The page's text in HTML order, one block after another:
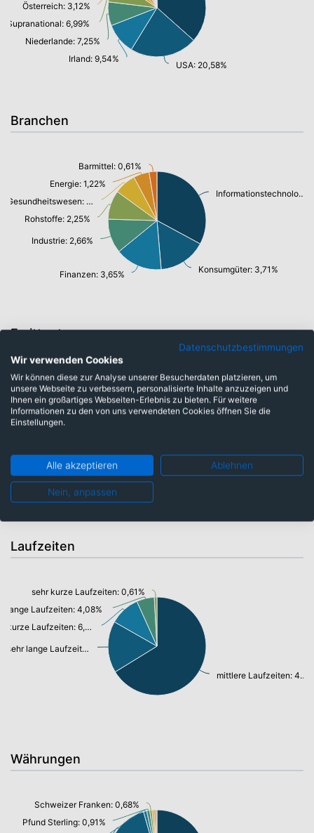
USA: 20,58%
Irland: 9,54%
Niederlande: 7,25%
Supranational: 6,99%
Österreich: 3,12%
Branchen
Informationstechnologie/ Telekommunikation: 7,74%
Konsumgüter: 3,71%
Finanzen: 3,65%
Industrie: 2,66%
Rohstoffe: 2,25%
Gesundheitswesen: 1,70%
Energie: 1,22%
Barmittel: 0,61%
Emittenten
Staatsanleihen u. öffentl.Anleihen: 47,34%
Unternehmensanleihen: 8,75%
supranationale Anleihen: 6,99%
Barmittel: 0,61%
Laufzeiten
mittlere Laufzeiten: 46,16%
sehr lange Laufzeiten: 11,85%
kurze Laufzeiten: 6,99%
lange Laufzeiten: 4,08%
sehr kurze Laufzeiten: 0,61%
Währungen
Pfund Sterling: 0,91%
Schweizer Franken: 0,68%
Datenschutzbestimmungen
Wir verwenden Cookies
Wir können diese zur Analyse unserer Besucherdaten platzieren, um
unsere Webseite zu verbessern, personalisierte Inhalte anzuzeigen und
Ihnen ein großartiges Webseiten-Erlebnis zu bieten. Für weitere
Informationen zu den von uns verwendeten Cookies öffnen Sie die
Einstellungen.
Alle akzeptieren Ablehnen
Nein, anpassen